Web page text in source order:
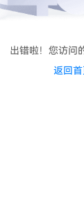
出错啦！您访问
返回首